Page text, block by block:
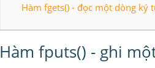
Hàm fgets() - đọc một dòng ký
Hàm fputs() - ghi